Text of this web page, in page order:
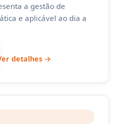
a gestão de
e aplicável ao dia a
detalhes →